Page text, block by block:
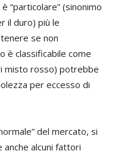
“particolare” (sinonimo
il duro) più le
se non
è classificabile come
misto rosso) potrebbe
per eccesso di
del mercato, si
alcuni fattori